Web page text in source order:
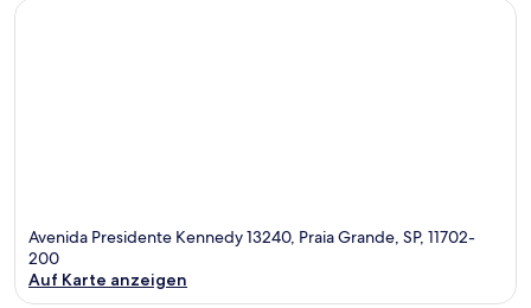
Avenida Presidente Kennedy 13240, Praia Grande, SP, 11702-
200
Auf Karte anzeigen